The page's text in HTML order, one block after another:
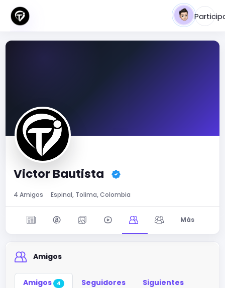
Victor Bautista
4 Amigos Espinal, Tolima, Colombia
Más
Amigos
Amigos 4 Seguidores
Siguientes